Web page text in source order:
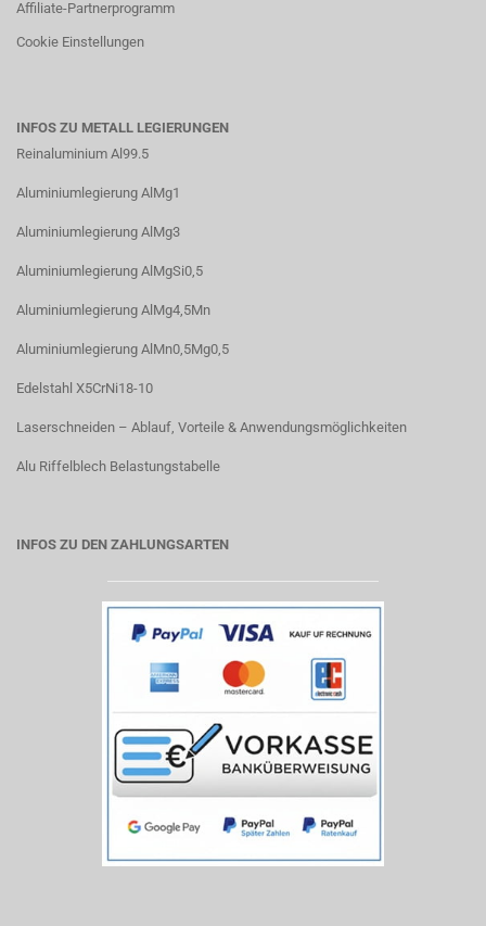
Affiliate-Partnerprogramm
Cookie Einstellungen
INFOS ZU METALL LEGIERUNGEN
Reinaluminium Al99.5
Aluminiumlegierung AlMg1
Aluminiumlegierung AlMg3
Aluminiumlegierung AlMgSi0,5
Aluminiumlegierung AlMg4,5Mn
Aluminiumlegierung AlMn0,5Mg0,5
Edelstahl X5CrNi18-10
Laserschneiden – Ablauf, Vorteile & Anwendungsmöglichkeiten
Alu Riffelblech Belastungstabelle
INFOS ZU DEN ZAHLUNGSARTEN